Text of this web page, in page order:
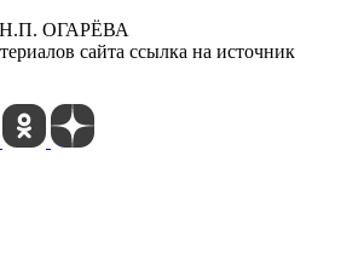
Н.П. ОГАРЁВА
сайта ссылка на источник